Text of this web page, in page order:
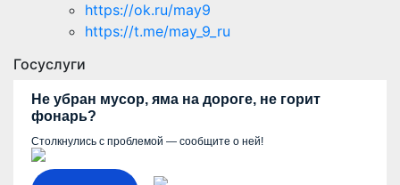
https://ok.ru/may9
https://t.me/may_9_ru
Госуслуги
Не убран мусор, яма на дороге, не горит
фонарь?
Столкнулись с проблемой — сообщите о ней!